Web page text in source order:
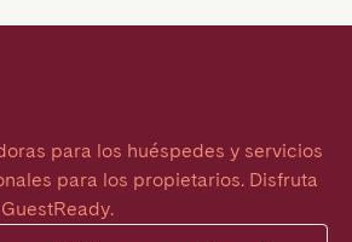
para los huéspedes y servicios
para los propietarios. Disfruta